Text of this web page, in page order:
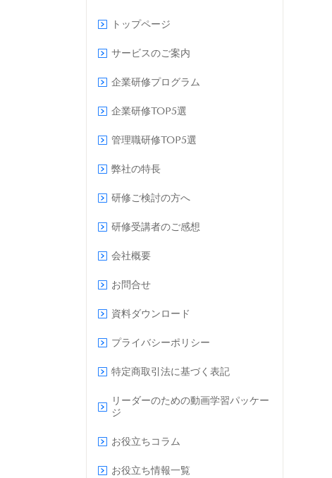
トップページ
サービスのご案内
企業研修プログラム
企業研修TOP5選
管理職研修TOP5選
弊社の特長
研修ご検討の方へ
研修受講者のご感想
会社概要
お問合せ
資料ダウンロード
プライバシーポリシー
特定商取引法に基づく表記
リーダーのための動画学習パッケー
ジ
お役立ちコラム
お役立ち情報一覧